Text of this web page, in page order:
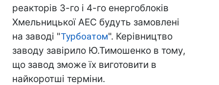
реакторів 3-го і 4-го енергоблоків
Хмельницької АЕС будуть замовлені
на заводі "Турбоатом". Керівництво
заводу завірило Ю.Тимошенко в тому,
що завод зможе їх виготовити в
найкоротші терміни.